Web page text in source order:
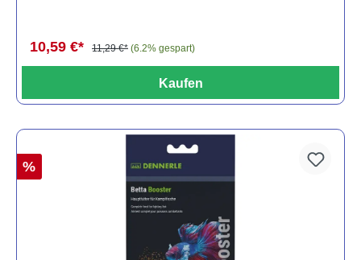
10,59 €* 11,29 €* (6.2% gespart)
Kaufen
%